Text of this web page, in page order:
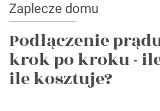
Zaplecze domu
Podłączenie
krok po kroku -
ile kosztuje?